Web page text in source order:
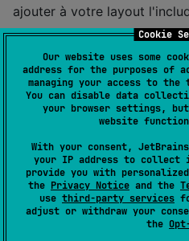
Cookie
Our website uses some
address for the purposes of
managing your access to the
You can disable data
your browser settings,
website
With your consent,
your IP address to
provide you with
the Privacy Notice and the
use third-party services
adjust or withdraw your
the
ajouter à votre layout
androidx
xmlns: android="http://
android: layout_height
    <
include android:id ="
    <
include android:id="
</androidx
vous devez fournir des
(ici avec juste les valeurs